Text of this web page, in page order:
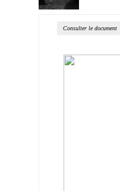
Consulter le document